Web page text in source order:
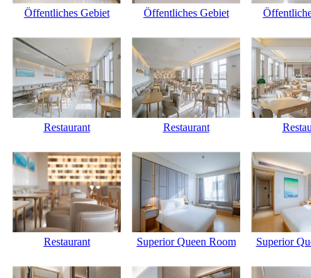
Öffentliches Gebiet Öffentliches Gebiet
Restaurant Restaurant
Restaurant Superior Queen Room Superior